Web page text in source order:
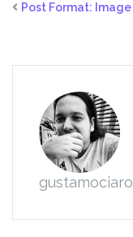
Post Format: Image
gustamociaro